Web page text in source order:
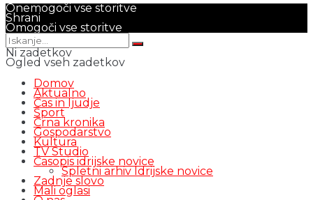
Onemogoči vse storitve
Shrani
Omogoči vse storitve
Ni zadetkov
Ogled vseh zadetkov
Domov
Aktualno
Čas in ljudje
Šport
Črna kronika
Gospodarstvo
Kultura
TV Studio
Časopis idrijske novice
Spletni arhiv Idrijske novice
Zadnje slovo
Mali oglasi